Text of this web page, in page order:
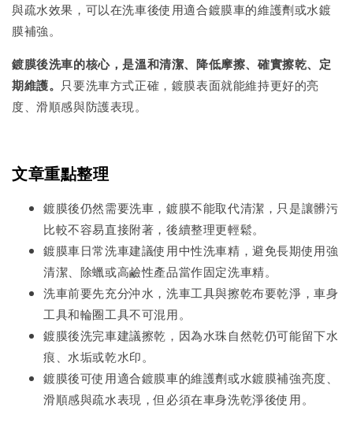
與疏水效果，可以在洗車後使用適合鍍膜車的維護劑或水鍍
膜補強。
鍍膜後洗車的核心，是溫和清潔、降低摩擦、確實擦乾、定
期維護。 只要洗車方式正確，鍍膜表面就能維持更好的亮
度、滑順感與防護表現。
文章重點整理
鍍膜後仍然需要洗車，鍍膜不能取代清潔，只是讓髒污
比較不容易直接附著，後續整理更輕鬆。
鍍膜車日常洗車建議使用中性洗車精，避免長期使用強
清潔、除蠟或高鹼性產品當作固定洗車精。
洗車前要先充分沖水，洗車工具與擦乾布要乾淨，車身
工具和輪圈工具不可混用。
鍍膜後洗完車建議擦乾，因為水珠自然乾仍可能留下水
痕、水垢或乾水印。
鍍膜後可使用適合鍍膜車的維護劑或水鍍膜補強亮度、
滑順感與疏水表現，但必須在車身洗乾淨後使用。